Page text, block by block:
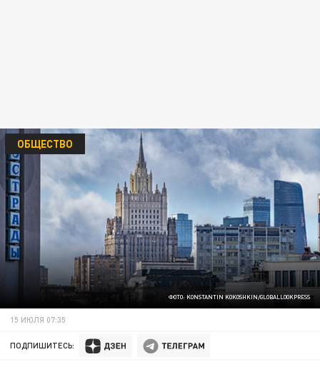
ФОТО: KONSTANTIN KOKOSHKIN/GLOBALLOOKPRESS
ОБЩЕСТВО
15 ИЮЛЯ 07:35
ПОДПИШИТЕСЬ: